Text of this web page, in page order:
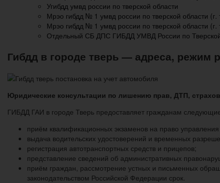
Угибдд умвд россии по тверской области
Мрэо гибдд № 1 умвд россии по тверской области (г.
Мрэо гибдд № 1 умвд россии по тверской области
Отдельный СБ ДПС ГИБДД УМВД России по
Гибдд в городе тверь — адреса, режим
Юридические консультации по лишению прав, ДТП,
ГИБДД ГАИ в городе Тверь предоставляет гражданам
приём квалификационных экзаменов на право
выдача водительских удостоверений и временных
регистрация автотранспортных средств и прицепов;
представление сведений об административных
приём граждан, рассмотрение устных и письменных
законодательством Российской Федерации срок.